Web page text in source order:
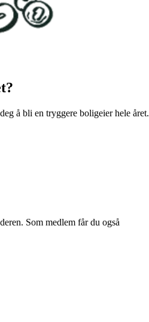
å bli en tryggere boligeier hele året.
Som medlem får du også